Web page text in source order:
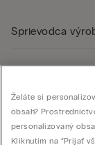
Sprievodca
Právna oblasť
Želáte si
obsah?
personalizovaný
Kliknutím na “Prijať